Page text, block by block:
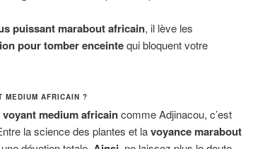
puissant marabout africain, il lève les
pour tomber enceintequi bloquent votre
MEDIUM AFRICAIN ?
medium africaincomme Adjinacou, c’est
la science des plantes et lavoyance marabout